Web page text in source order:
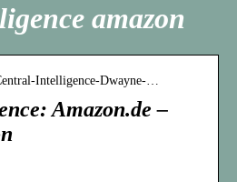
amazon
Intelligence-Dwayne-…
Amazon.de –